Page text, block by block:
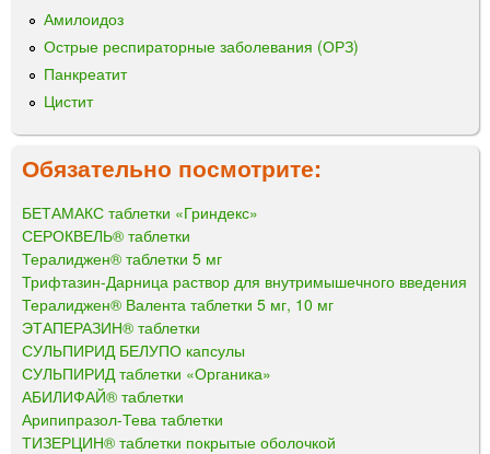
Амилоидоз
Острые респираторные заболевания (ОРЗ)
Панкреатит
Цистит
Обязательно посмотрите:
БЕТАМАКС таблетки «Гриндекс»
СЕРОКВЕЛЬ® таблетки
Тералиджен® таблетки 5 мг
Трифтазин-Дарница раствор для внутримышечного введения
Тералиджен® Валента таблетки 5 мг, 10 мг
ЭТАПЕРАЗИН® таблетки
СУЛЬПИРИД БЕЛУПО капсулы
СУЛЬПИРИД таблетки «Органика»
АБИЛИФАЙ® таблетки
Арипипразол-Тева таблетки
ТИЗЕРЦИН® таблетки покрытые оболочкой